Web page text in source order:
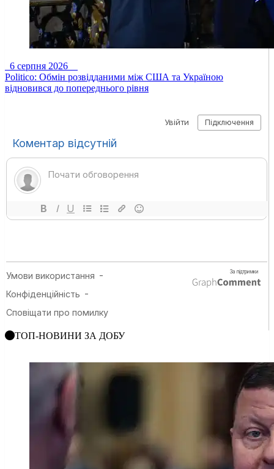
6 серпня 2026
Politico: Обмін розвідданими між США та Україною
відновився до попереднього рівня
ТОП-НОВИНИ ЗА ДОБУ